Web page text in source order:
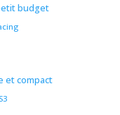
budget
et compact